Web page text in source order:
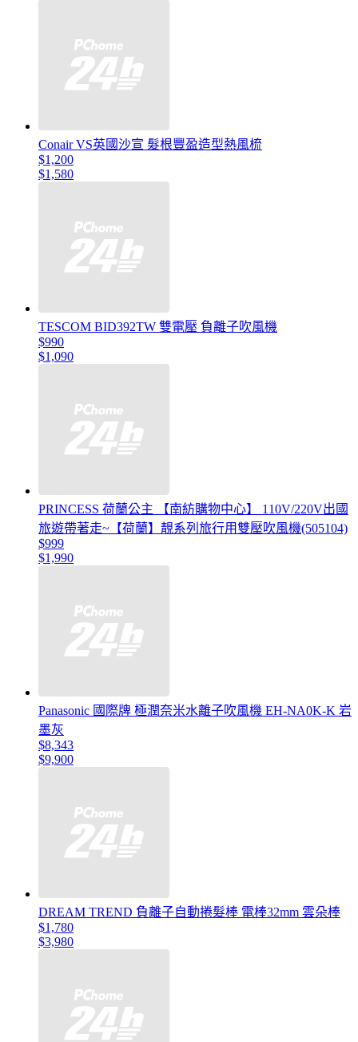
Conair VS英國沙宣 髮根豐盈造型熱風梳
$1,200
$1,580
TESCOM BID392TW 雙電壓 負離子吹風機
$990
$1,090
PRINCESS 荷蘭公主 【南紡購物中心】 110V/220V出國
旅遊帶著走~【荷蘭】靚系列旅行用雙壓吹風機(505104)
$999
$1,990
Panasonic 國際牌 極潤奈米水離子吹風機 EH-NA0K-K 岩
墨灰
$8,343
$9,900
DREAM TREND 負離子自動捲髮棒 電棒32mm 雲朵棒
$1,780
$3,980